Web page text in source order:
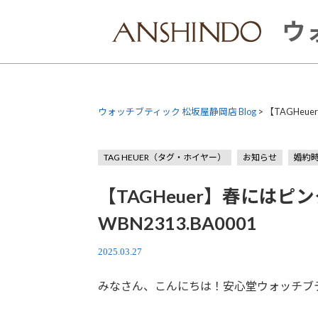
ウ
ウォッチブティック 松坂屋静岡店 Blog > 【
TAG HEUER（タグ・ホイヤー） お知らせ 婚約
【TAGHeuer】春にはピ
WBN2313.BA0001
2025.03.27
みなさん、こんにちは！安心堂ウォッチブ